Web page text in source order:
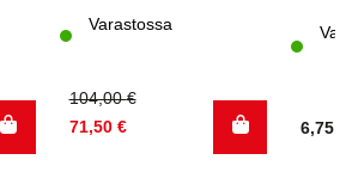
Varastossa
104,00€
Alkuperäinen
hinta
71,50 €
Nykyinen
hinta
6,75